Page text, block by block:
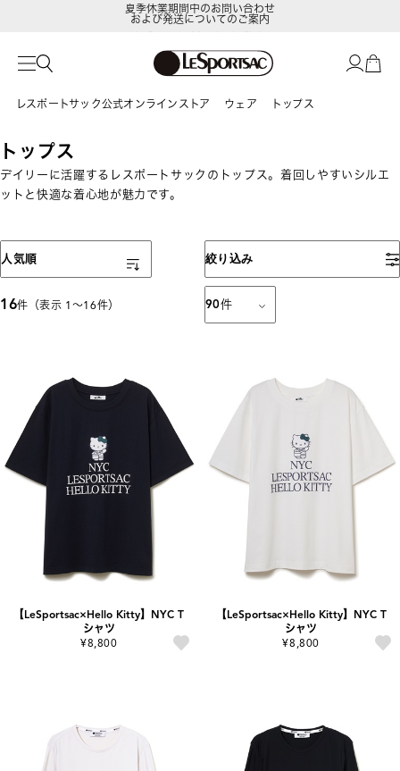
LeSportsac Member's Club
ポイントアップキャンペーン開催中
および発送についてのご案内
レスポートサック公式オンラインストア ウェア トップス
トップス
デイリーに活躍するレスポートサックのトップス。着回しやすいシルエ
ットと快適な着心地が魅力です。
絞り込み
16件（表示 1〜16件） 90件
表示順
人気順
【LeSportsac×Hello Kitty】NYC T
シャツ
¥8,800
【LeSportsac×Hello Kitty】NYC T
シャツ
¥8,800